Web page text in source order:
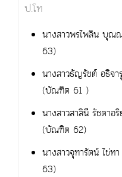
ป.โท
นางสาวพรไพลิน บุ
63)
นางสาวธัญรัชต์ อธิจ
(บัณฑิต 61 )
นางสาวสาลินี รัชดา
(บัณฑิต 62)
นางสาวจุฑารัตน์ ไข่
63)